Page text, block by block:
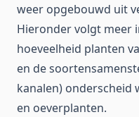
weer opgebouwd uit
Hieronder volgt meer
hoeveelheid planten
en de
kanalen) onderscheid
en oeverplanten.